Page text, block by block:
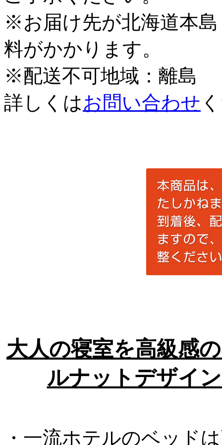
※お届け先が北海道本
料がかかります。
※配送不可地域：離島
詳しくはお問い合わせ
大人の寝室を高級感
ルナットデザイ
・一流ホテルのベッド